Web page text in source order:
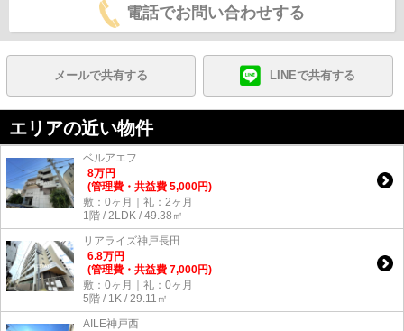
電話でお問い合わせする
メールで共有する LINEで共有する
エリアの近い物件
ベルアエフ
8万円
(管理費・共益費 5,000円)
敷：0ヶ月｜礼：2ヶ月
1階 / 2LDK / 49.38㎡
リアライズ神戸長田
6.8万円
(管理費・共益費 7,000円)
敷：0ヶ月｜礼：0ヶ月
5階 / 1K / 29.11㎡
AILE神戸西